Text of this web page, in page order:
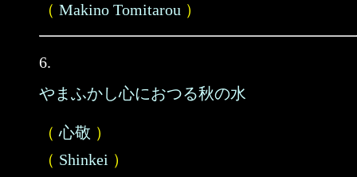
（ Makino Tomitarou ）
6.
やまふかし心におつる秋の水
（心敬 ）
（ Shinkei ）